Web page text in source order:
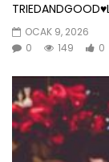
OCAK 9, 2026
0
149 0